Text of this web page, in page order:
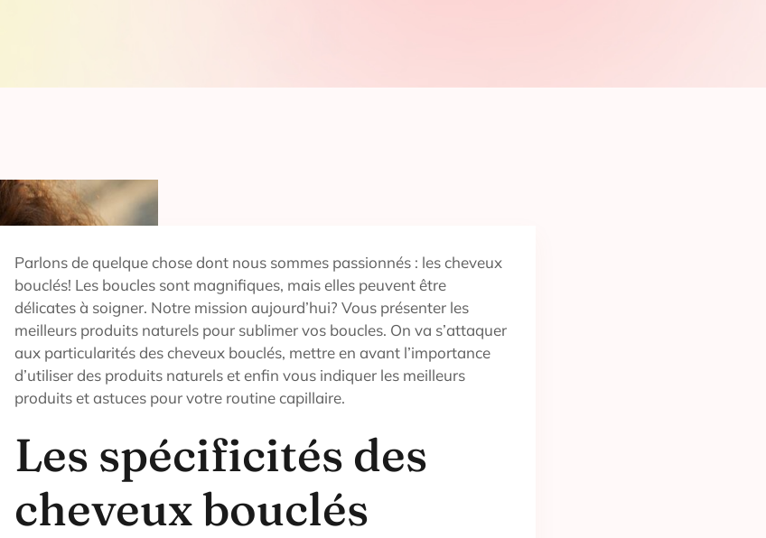
Parlons de quelque chose dont nous sommes passionnés : les cheveux
bouclés! Les boucles sont magnifiques, mais elles peuvent être
délicates à soigner. Notre mission aujourd’hui? Vous présenter les
meilleurs produits naturels pour sublimer vos boucles. On va s’attaquer
aux particularités des cheveux bouclés, mettre en avant l’importance
d’utiliser des produits naturels et enfin vous indiquer les meilleurs
produits et astuces pour votre routine capillaire.
Les spécificités des
cheveux bouclés